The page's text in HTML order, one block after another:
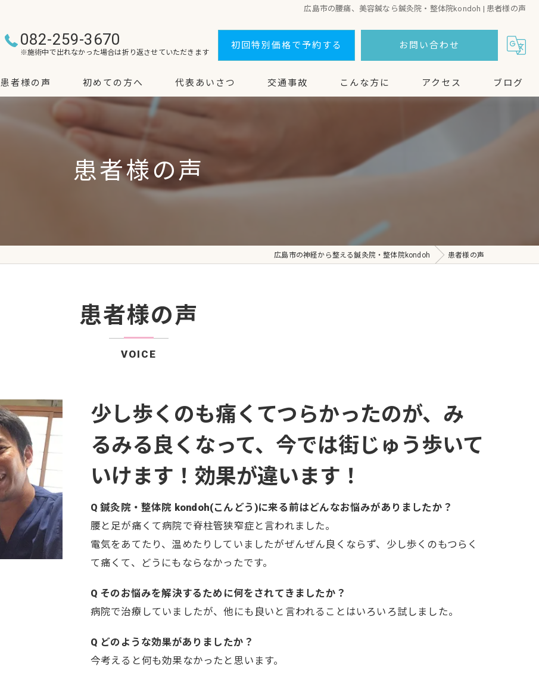
広島市の腰痛、美容鍼なら鍼灸院・整体院kondoh | 患者様の声
082-259-3670
※施術中で出れなかった場合は折り返させていただきます
初回特別価格で予約する お問い合わせ
患者様の声 初めての方へ 代表あいさつ 交通事故 こんな方に
鍼灸
アクセス ブログ
患者様の声
広島市の神経から整える鍼灸院・整体院kondoh 患者様の声
患者様の声
VOICE
少し歩くのも痛くてつらかったのが、み
るみる良くなって、今では街じゅう歩いて
いけます！効果が違います！
Q 鍼灸院・整体院 kondoh(こんどう)に来る前はどんなお悩みがありましたか？
腰と足が痛くて病院で脊柱管狭窄症と言われました。
電気をあてたり、温めたりしていましたがぜんぜん良くならず、少し歩くのもつらく
て痛くて、どうにもならなかったです。
Q そのお悩みを解決するために何をされてきましたか？
病院で治療していましたが、他にも良いと言われることはいろいろ試しました。
Q どのような効果がありましたか？
今考えると何も効果なかったと思います。